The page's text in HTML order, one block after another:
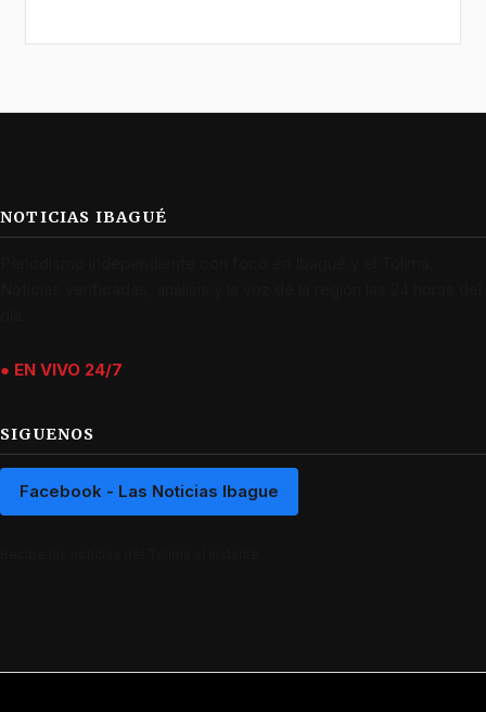
NOTICIAS IBAGUÉ
● EN VIVO 24/7
SIGUENOS
Facebook - Las Noticias Ibague